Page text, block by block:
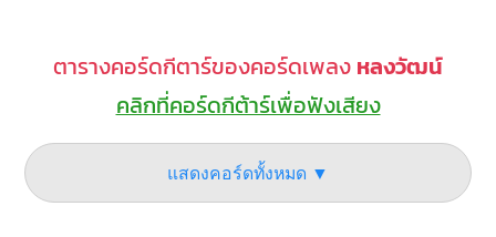
ตารางคอร์ดกีตาร์ของคอร์ดเพลง หลงวัฒน์
คลิกที่คอร์ดกีต้าร์เพื่อฟังเสียง
แสดงคอร์ดทั้งหมด ▼